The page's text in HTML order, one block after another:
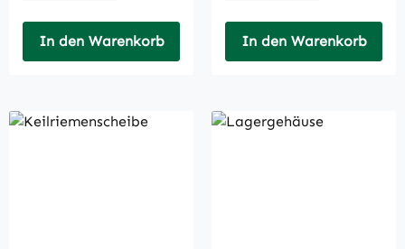
In den Warenkorb In den Warenkorb